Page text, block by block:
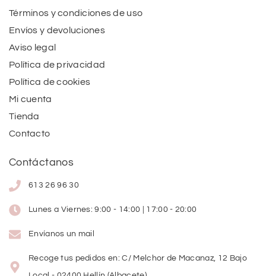
Términos y condiciones de uso
Envíos y devoluciones
Aviso legal
Política de privacidad
Política de cookies
Mi cuenta
Tienda
Contacto
Contáctanos
613 26 96 30
Lunes a Viernes: 9:00 - 14:00 | 17:00 - 20:00
Envíanos un mail
Recoge tus pedidos en: C/ Melchor de Macanaz, 12 Bajo